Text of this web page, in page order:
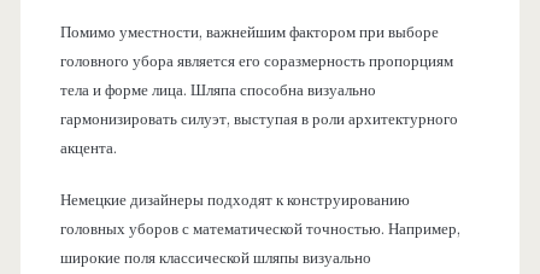
Помимо уместности, важнейшим фактором при выборе
головного убора является его соразмерность пропорциям
тела и форме лица. Шляпа способна визуально
гармонизировать силуэт, выступая в роли архитектурного
акцента.
Немецкие дизайнеры подходят к конструированию
головных уборов с математической точностью. Например,
широкие поля классической шляпы визуально